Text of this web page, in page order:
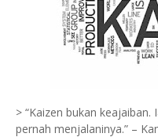
> “Kaizen bukan
pernah menjalaninya.” –